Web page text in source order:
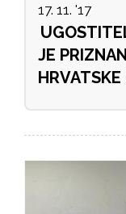
17. 11. '17
JE